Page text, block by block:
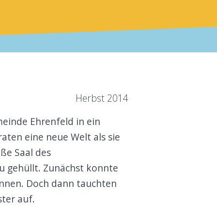
Herbst 2014
Ehrenfeld in ein
eine neue Welt als sie
Saal des
gehüllt. Zunächst konnte
Doch dann tauchten
auf.